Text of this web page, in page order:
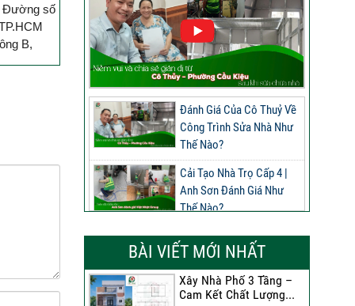
Đường số
B,
096
Đánh Giá Của Cô Thuỷ Về
Công Trình Sửa Nhà Như
Thế Nào?
Cải Tạo Nhà Trọ Cấp 4 |
Anh Sơn Đánh Giá Như
Thế Nào?
Đánh Giá Của Anh Nghĩa
Về Công Trình Sửa Nhà
Phường Phú Thọ
Đánh Giá Của Anh Long
BÀI VIẾT MỚI NHẤT
Xây Nhà Phố 3 Tầng –
Cam Kết Chất Lượng...